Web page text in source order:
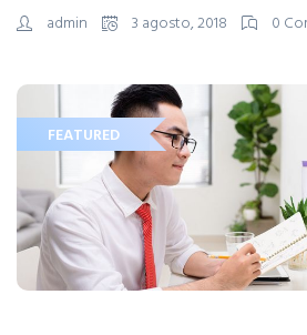
admin 3 agosto, 2018 0